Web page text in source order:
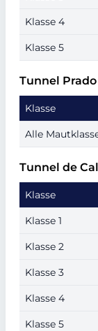
Klasse 4
Klasse 5
Tunnel
Klasse
Alle
Tunnel de
Klasse
Klasse 1
Klasse 2
Klasse 3
Klasse 4
Klasse 5